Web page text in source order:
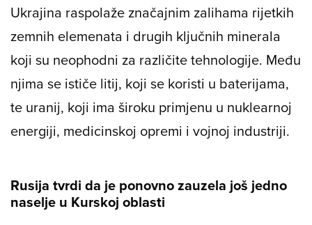
Ukrajina raspolaže značajnim zalihama rijetkih
zemnih elemenata i drugih ključnih minerala
koji su neophodni za različite tehnologije. Među
njima se ističe litij, koji se koristi u baterijama,
te uranij, koji ima široku primjenu u nuklearnoj
energiji, medicinskoj opremi i vojnoj industriji.
Rusija tvrdi da je ponovno zauzela još jedno
naselje u Kurskoj oblasti